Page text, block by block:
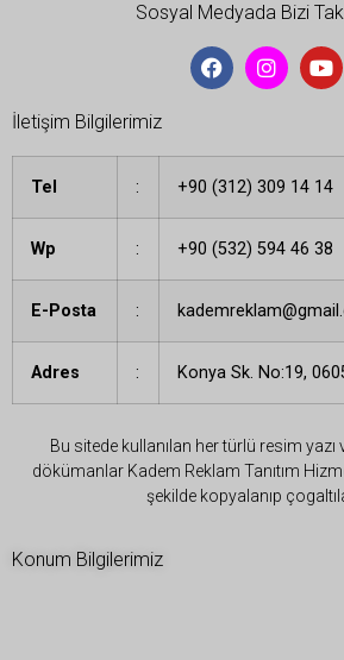
Sosyal Medyada Bizi
İletişim Bilgilerimiz
Tel : +90 (312) 309 14 14
Wp : +90 (532) 594 46 38
E-Posta :
Adres : Konya Sk. No:19,
Bu sitede kullanılan her türlü resim
dökümanlar Kadem Reklam Tanıtım
şekilde kopyalanıp
Konum Bilgilerimiz